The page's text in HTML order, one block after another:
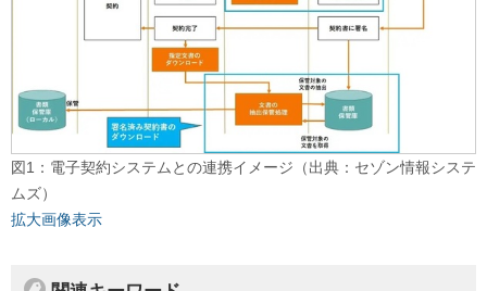
図1：電子契約システムとの連携イメージ（出典：セゾン情報システ
ムズ）
拡大画像表示